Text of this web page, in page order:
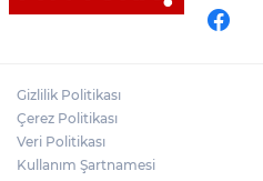
Başkanı Behçet
Bakan Yumaklı:
Gizlilik Politikası
Çerez Politikası
Veri Politikası
Kullanım Şartnamesi